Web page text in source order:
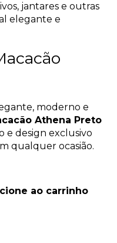
jantares e outras
elegante e
moderno e
Athena Preto
e design exclusivo
qualquer ocasião.
ao carrinho